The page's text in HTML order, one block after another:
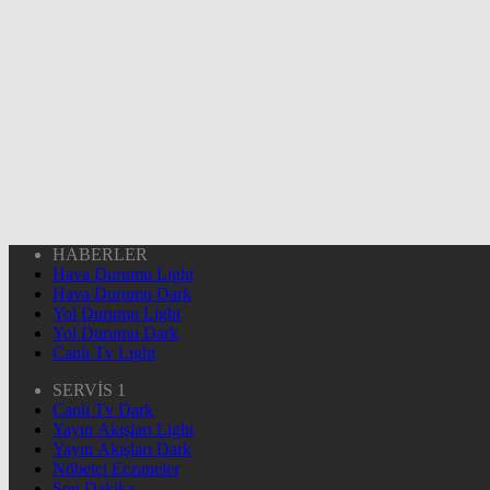
HABERLER
Hava Durumu Light
Hava Durumu Dark
Yol Durumu Light
Yol Durumu Dark
Canlı Tv Light
SERVİS 1
Canlı Tv Dark
Yayın Akışları Light
Yayın Akışları Dark
Nöbetçi Eczaneler